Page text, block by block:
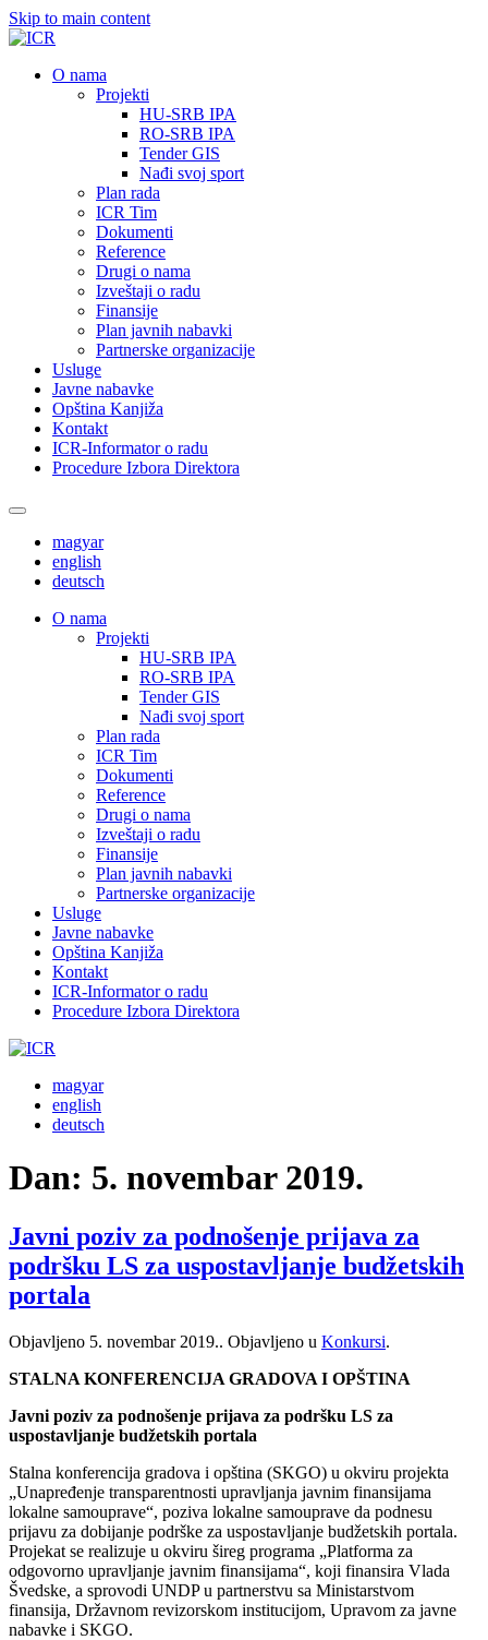
Skip to main content
О nama
Projekti
HU-SRB IPA
RO-SRB IPA
Tender GIS
Nađi svoj sport
Plan rada
ICR Tim
Dokumenti
Reference
Drugi o nama
Izveštaji o radu
Finansije
Plan javnih nabavki
Partnerske organizacije
Usluge
Javne nabavke
Opština Kanjiža
Kontakt
ICR-Informator o radu
Procedure Izbora Direktora
magyar
english
deutsch
О nama
Projekti
HU-SRB IPA
RO-SRB IPA
Tender GIS
Nađi svoj sport
Plan rada
ICR Tim
Dokumenti
Reference
Drugi o nama
Izveštaji o radu
Finansije
Plan javnih nabavki
Partnerske organizacije
Usluge
Javne nabavke
Opština Kanjiža
Kontakt
ICR-Informator o radu
Procedure Izbora Direktora
magyar
english
deutsch
Dan: 5. novembar 2019.
Javni poziv za podnošenje prijava za
podršku LS za uspostavljanje budžetskih
portala
Objavljeno 5. novembar 2019.. Objavljeno u Konkursi.
STALNA KONFERENCIJA GRADOVA I OPŠTINA
Javni poziv za podnošenje prijava za podršku LS za
uspostavljanje budžetskih portala
Stalna konferencija gradova i opština (SKGO) u okviru projekta
„Unapređenje transparentnosti upravljanja javnim finansijama
lokalne samouprave“, poziva lokalne samouprave da podnesu
prijavu za dobijanje podrške za uspostavljanje budžetskih portala.
Projekat se realizuje u okviru šireg programa „Platforma za
odgovorno upravljanje javnim finansijama“, koji finansira Vlada
Švedske, a sprovodi UNDP u partnerstvu sa Ministarstvom
finansija, Državnom revizorskom institucijom, Upravom za javne
nabavke i SKGO.